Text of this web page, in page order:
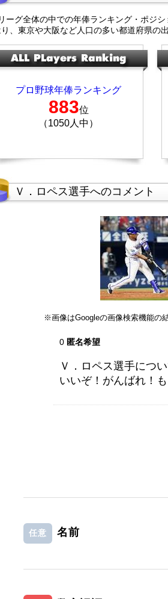
ーグ全体の中での年俸ランキング・ポジ
、東京や大阪など人口の多い都道府県の出
プロ野球年俸ランキング
883位
（1050人中）
Ｖ．ロペス選手へのコメント
※画像はGoogleの画像検索機能の
0 匿名希望
Ｖ．ロペス選手につ
いいぞ！がんばれ！
任意 名前